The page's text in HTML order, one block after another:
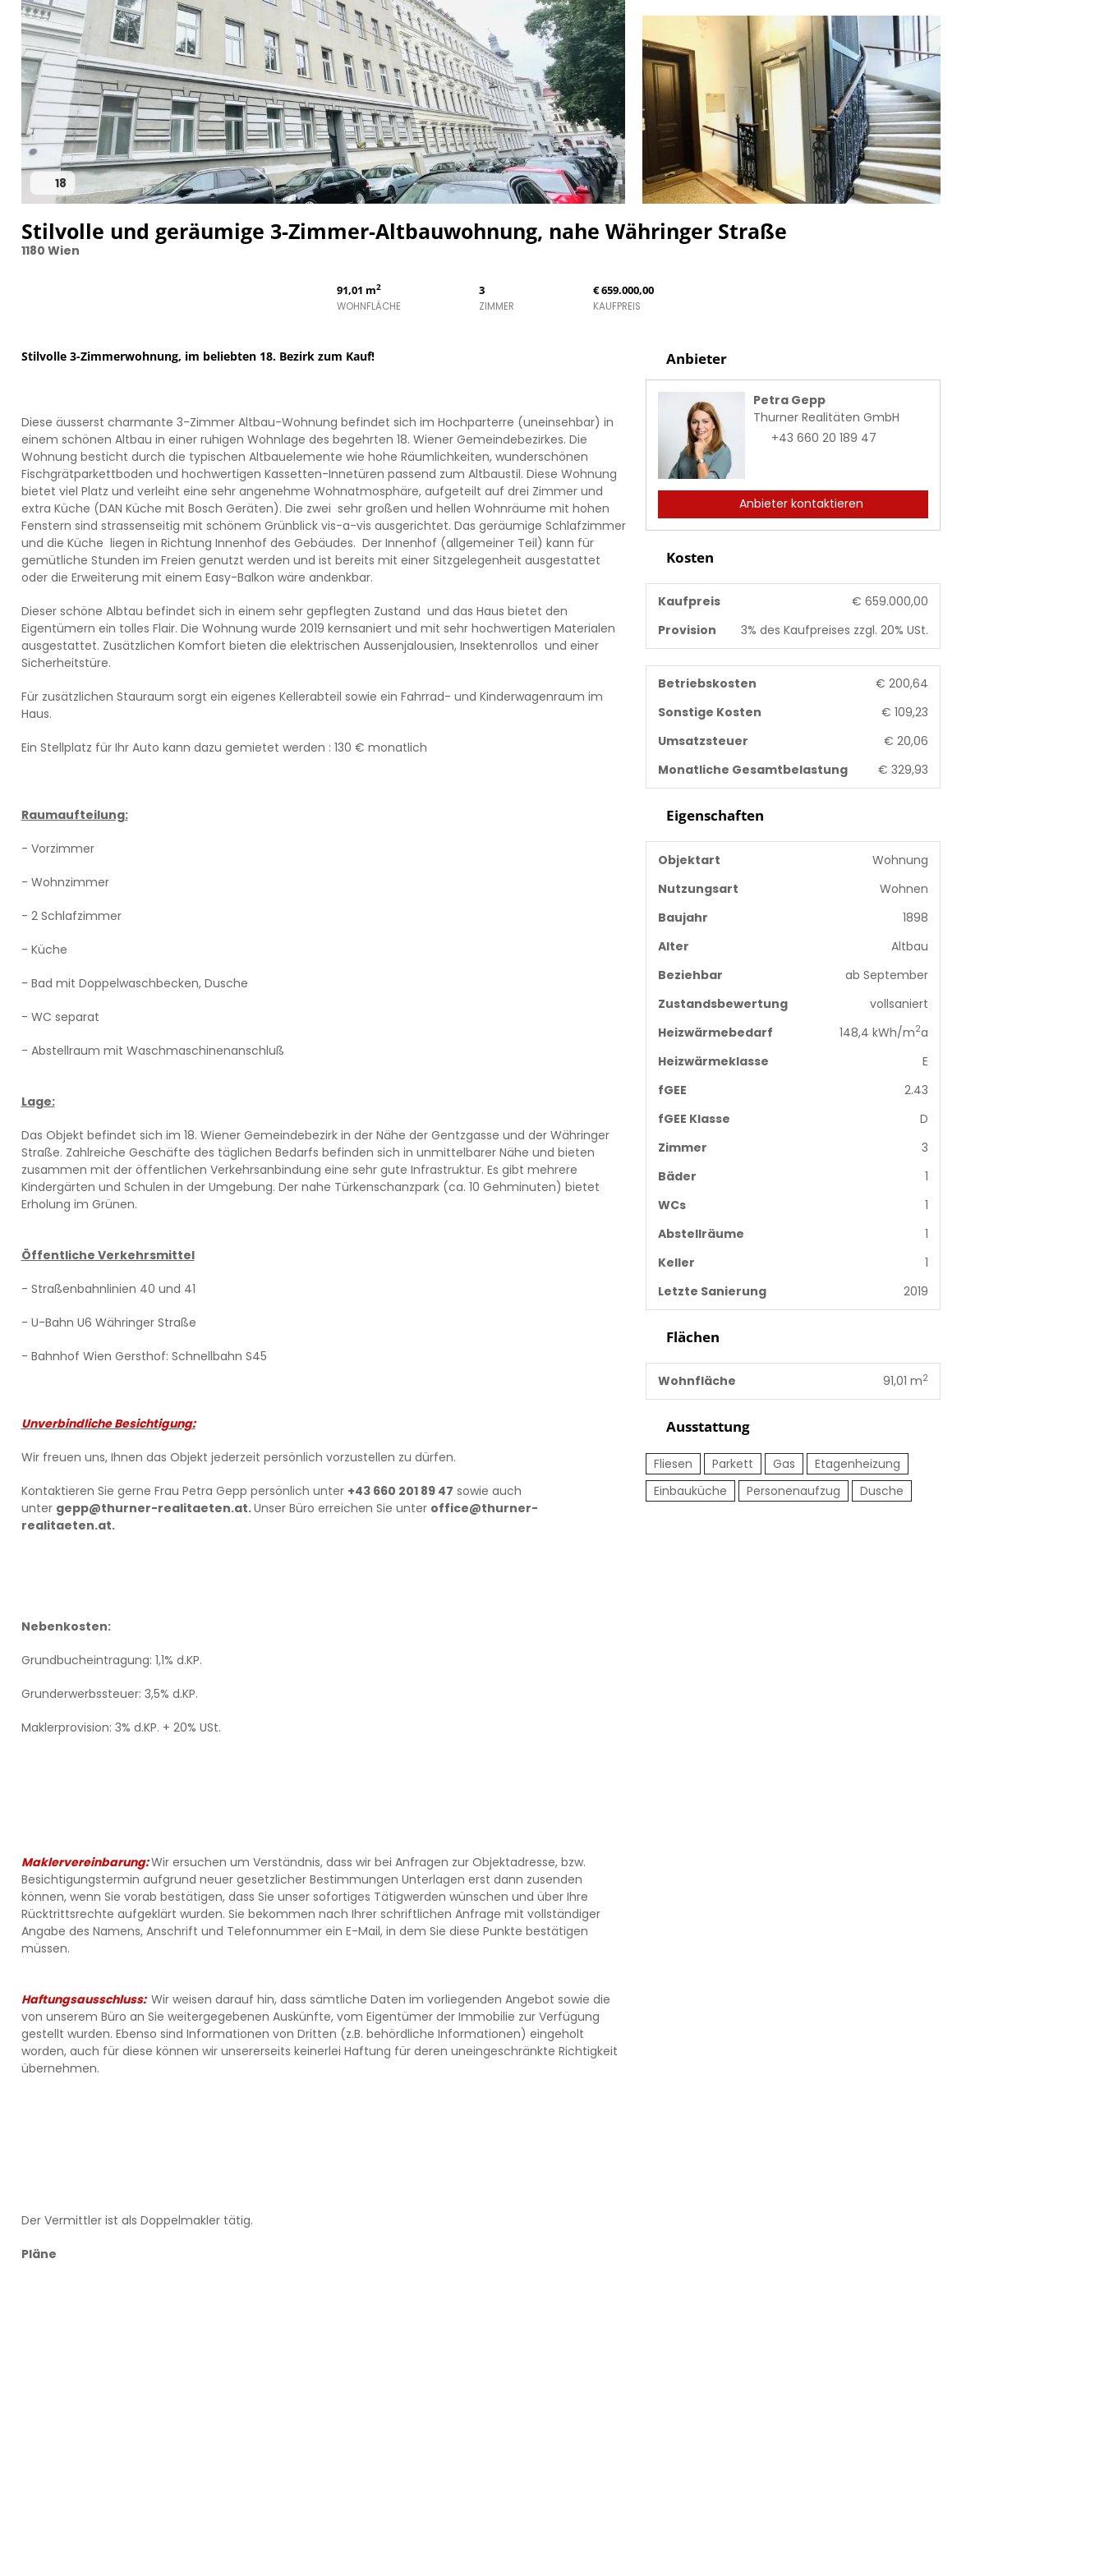
18
Stilvolle und geräumige 3-Zimmer-Altbauwohnung, nahe Währinger Straße
1180 Wien
91,01 m2
WOHNFLÄCHE
3
ZIMMER
€ 659.000,00
KAUFPREIS
Stilvolle 3-Zimmerwohnung, im beliebten 18. Bezirk zum Kauf!
Diese äusserst charmante 3-Zimmer Altbau-Wohnung befindet sich im Hochparterre (uneinsehbar) in
einem schönen Altbau in einer ruhigen Wohnlage des begehrten 18. Wiener Gemeindebezirkes. Die
Wohnung besticht durch die typischen Altbauelemente wie hohe Räumlichkeiten, wunderschönen
Fischgrätparkettboden und hochwertigen Kassetten-Innetüren passend zum Altbaustil. Diese Wohnung
bietet viel Platz und verleiht eine sehr angenehme Wohnatmosphäre, aufgeteilt auf drei Zimmer und
extra Küche (DAN Küche mit Bosch Geräten). Die zwei sehr großen und hellen Wohnräume mit hohen
Fenstern sind strassenseitig mit schönem Grünblick vis-a-vis ausgerichtet. Das geräumige Schlafzimmer
und die Küche liegen in Richtung Innenhof des Gebäudes. Der Innenhof (allgemeiner Teil) kann für
gemütliche Stunden im Freien genutzt werden und ist bereits mit einer Sitzgelegenheit ausgestattet
oder die Erweiterung mit einem Easy-Balkon wäre andenkbar.
Dieser schöne Albtau befindet sich in einem sehr gepflegten Zustand und das Haus bietet den
Eigentümern ein tolles Flair. Die Wohnung wurde 2019 kernsaniert und mit sehr hochwertigen Materialen
ausgestattet. Zusätzlichen Komfort bieten die elektrischen Aussenjalousien, Insektenrollos und einer
Sicherheitstüre.
Für zusätzlichen Stauraum sorgt ein eigenes Kellerabteil sowie ein Fahrrad- und Kinderwagenraum im
Haus.
Ein Stellplatz für Ihr Auto kann dazu gemietet werden : 130 € monatlich
Raumaufteilung:
- Vorzimmer
- Wohnzimmer
- 2 Schlafzimmer
- Küche
- Bad mit Doppelwaschbecken, Dusche
- WC separat
- Abstellraum mit Waschmaschinenanschluß
Lage:
Das Objekt befindet sich im 18. Wiener Gemeindebezirk in der Nähe der Gentzgasse und der Währinger
Straße. Zahlreiche Geschäfte des täglichen Bedarfs befinden sich in unmittelbarer Nähe und bieten
zusammen mit der öffentlichen Verkehrsanbindung eine sehr gute Infrastruktur. Es gibt mehrere
Kindergärten und Schulen in der Umgebung. Der nahe Türkenschanzpark (ca. 10 Gehminuten) bietet
Erholung im Grünen.
Öffentliche Verkehrsmittel
- Straßenbahnlinien 40 und 41
- U-Bahn U6 Währinger Straße
- Bahnhof Wien Gersthof: Schnellbahn S45
Unverbindliche Besichtigung:
Wir freuen uns, Ihnen das Objekt jederzeit persönlich vorzustellen zu dürfen.
Kontaktieren Sie gerne Frau Petra Gepp persönlich unter +43 660 201 89 47 sowie auch
unter gepp@thurner-realitaeten.at.Unser Büro erreichen Sie unter office@thurner-
realitaeten.at.
Nebenkosten:
Grundbucheintragung: 1,1% d.KP.
Grunderwerbssteuer: 3,5% d.KP.
Maklerprovision: 3% d.KP. + 20% USt.
Maklervereinbarung:Wir ersuchen um Verständnis, dass wir bei Anfragen zur Objektadresse, bzw.
Besichtigungstermin aufgrund neuer gesetzlicher Bestimmungen Unterlagen erst dann zusenden
können, wenn Sie vorab bestätigen, dass Sie unser sofortiges Tätigwerden wünschen und über Ihre
Rücktrittsrechte aufgeklärt wurden. Sie bekommen nach Ihrer schriftlichen Anfrage mit vollständiger
Angabe des Namens, Anschrift und Telefonnummer ein E-Mail, in dem Sie diese Punkte bestätigen
müssen.
Haftungsausschluss: Wir weisen darauf hin, dass sämtliche Daten im vorliegenden Angebot sowie die
von unserem Büro an Sie weitergegebenen Auskünfte, vom Eigentümer der Immobilie zur Verfügung
gestellt wurden. Ebenso sind Informationen von Dritten (z.B. behördliche Informationen) eingeholt
worden, auch für diese können wir unsererseits keinerlei Haftung für deren uneingeschränkte Richtigkeit
übernehmen.
Der Vermittler ist als Doppelmakler tätig.
Pläne
Anbieter
Petra Gepp
Thurner Realitäten GmbH
+43 660 20 189 47
Anbieter kontaktieren
Kosten
Kaufpreis
€ 659.000,00
Provision
3% des Kaufpreises zzgl. 20% USt.
Betriebskosten
€ 200,64
Sonstige Kosten
€ 109,23
Umsatzsteuer
€ 20,06
Monatliche Gesamtbelastung
€ 329,93
Eigenschaften
Objektart
Wohnung
Nutzungsart
Wohnen
Baujahr
1898
Alter
Altbau
Beziehbar
ab September
Zustandsbewertung
vollsaniert
Heizwärmebedarf
148,4 kWh/m2a
Heizwärmeklasse
E
fGEE
2.43
fGEE Klasse
D
Zimmer
3
Bäder
1
WCs
1
Abstellräume
1
Keller
1
Letzte Sanierung
2019
Flächen
Wohnfläche 91,01 m2
Ausstattung
Fliesen Parkett Gas
Etagenheizung
Einbauküche
Personenaufzug Dusche